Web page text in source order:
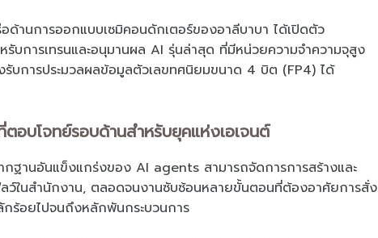
ด้านการออกแบบเซมิคอนดักเตอร์ของอาลีบาบา ได้เปิดตัว
รับการเทรนและอนุมานผล AI รุ่นล่าสุด ที่มีหน่วยความจำความจุสูง
รับการประมวลผลข้อมูลตัวเลขทศนิยมขนาด 4 บิต (FP4) ได้
อบโจทย์รอบด้านสำหรับยุคแห่งเอเจนต์
กฐานอันแข็งแกร่งของ AI agents สามารถจัดการการสร้างและ
ลว์ในสำนักงาน, ตลอดจนงานซับซ้อนหลายขั้นตอนที่ต้องอาศัยการสั่ง
ร้อยไปจนถึงหลักพันกระบวนการ